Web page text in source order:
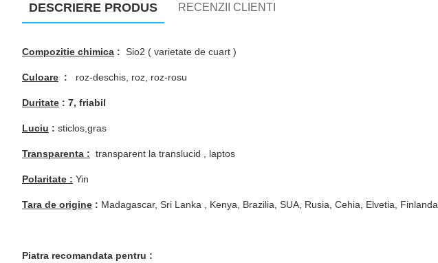
DESCRIERE PRODUS RECENZII CLIENTI
Compozitie chimica : Sio2 ( varietate de cuart )
Culoare : roz-deschis, roz, roz-rosu
Duritate : 7, friabil
Luciu : sticlos,gras
Transparenta : transparent la translucid , laptos
Polaritate : Yin
Tara de origine : Madagascar, Sri Lanka , Kenya, Brazilia, SUA, Rusia, Cehia, Elvetia, Finlanda
Piatra recomandata pentru :